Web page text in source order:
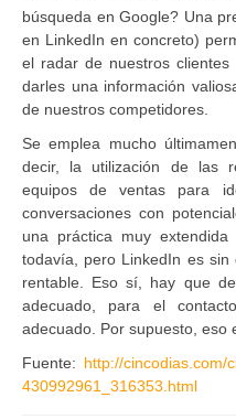
búsqueda en Google? Una
en LinkedIn en concreto)
el radar de nuestros clientes
darles una información
de nuestros competidores.
Se emplea mucho
decir, la utilización de las
equipos de ventas para
conversaciones con
una práctica muy
todavía, pero LinkedIn es
rentable. Eso sí, hay que
adecuado, para el
adecuado. Por supuesto, eso
Fuente: http://cincodias.com/
430992961_316353.html